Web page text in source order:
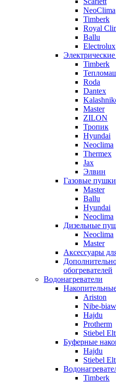
NeoClima
Timberk
Royal
Ballu
Electrolux
Timberk
Roda
Dantex
Master
ZILON
Тропик
Hyundai
Neoclima
Thermex
Jax
Элвин
Газовые пушки
Master
Ballu
Hyundai
Neoclima
Дизельные
Neoclima
Master
Аксессуары
обогревателей
Водонагреватели
Ariston
Nibe-
Hajdu
Protherm
Stiebel
Буферные
Hajdu
Stiebel
Timberk